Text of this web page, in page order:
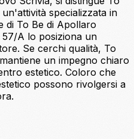
specializzata in
di To Be di Apollaro
57/A lo posiziona un
Se cerchi qualità, To
un impegno chiaro
estetico. Coloro che
possono rivolgersi a